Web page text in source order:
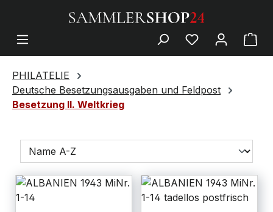
PHILATELIE
Deutsche Besetzungsausgaben und Feldpost
Besetzung II. Weltkrieg